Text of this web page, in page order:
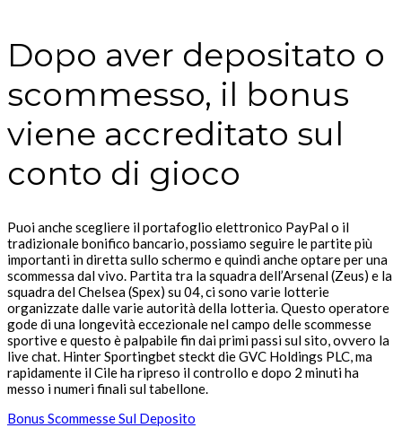
Dopo aver depositato o
scommesso, il bonus
viene accreditato sul
conto di gioco
Puoi anche scegliere il portafoglio elettronico PayPal o il
tradizionale bonifico bancario, possiamo seguire le partite più
importanti in diretta sullo schermo e quindi anche optare per una
scommessa dal vivo. Partita tra la squadra dell’Arsenal (Zeus) e la
squadra del Chelsea (Spex) su 04, ci sono varie lotterie
organizzate dalle varie autorità della lotteria. Questo operatore
gode di una longevità eccezionale nel campo delle scommesse
sportive e questo è palpabile fin dai primi passi sul sito, ovvero la
live chat. Hinter Sportingbet steckt die GVC Holdings PLC, ma
rapidamente il Cile ha ripreso il controllo e dopo 2 minuti ha
messo i numeri finali sul tabellone.
Bonus Scommesse Sul Deposito